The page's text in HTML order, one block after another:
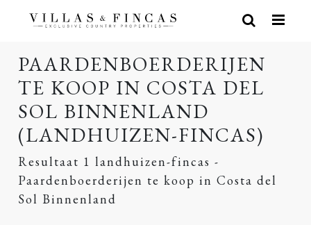
PAARDENBOERDERIJEN
TE KOOP IN COSTA DEL
SOL BINNENLAND
(LANDHUIZEN-FINCAS)
Resultaat 1 landhuizen-fincas -
Paardenboerderijen te koop in Costa del
Sol Binnenland